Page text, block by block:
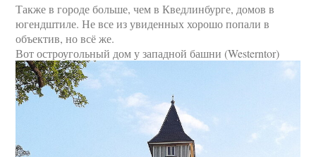
Также в городе больше, чем в Кведлинбурге, домов в
югендштиле. Не все из увиденных хорошо попали в
объектив, но всё же.
Вот остроугольный дом у западной башни (Westerntor)